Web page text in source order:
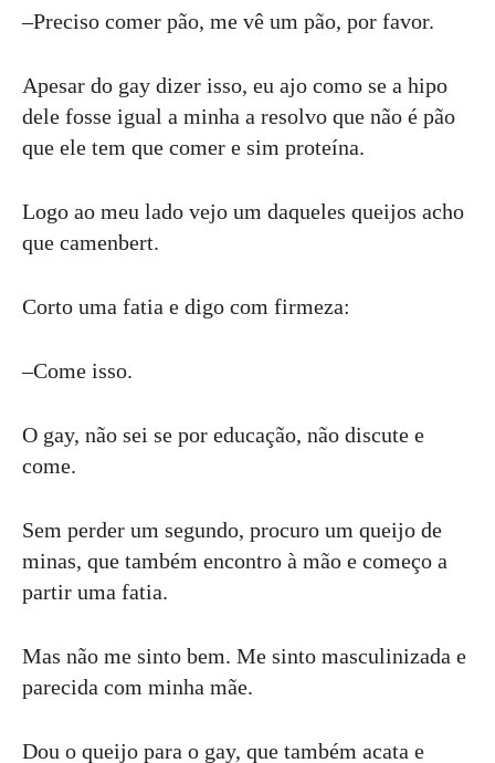
–Preciso comer pão, me vê um pão, por favor.
Apesar do gay dizer isso, eu ajo como se a hipo
dele fosse igual a minha a resolvo que não é pão
que ele tem que comer e sim proteína.
Logo ao meu lado vejo um daqueles queijos acho
que camenbert.
Corto uma fatia e digo com firmeza:
–Come isso.
O gay, não sei se por educação, não discute e
come.
Sem perder um segundo, procuro um queijo de
minas, que também encontro à mão e começo a
partir uma fatia.
Mas não me sinto bem. Me sinto masculinizada e
parecida com minha mãe.
Dou o queijo para o gay, que também acata e